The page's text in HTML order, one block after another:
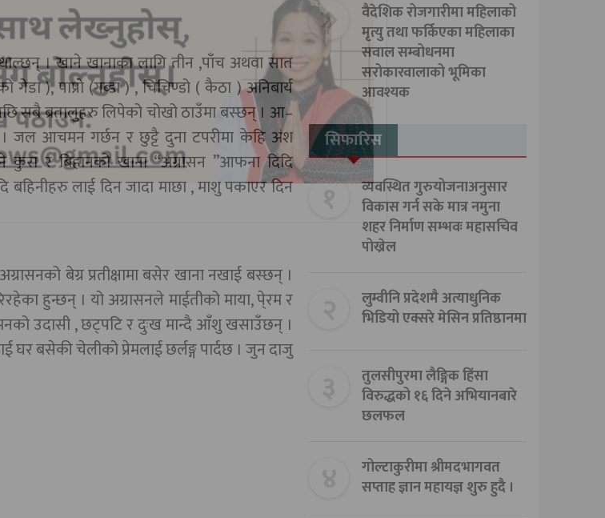
थाल्छन् । खाने खानाका लागि तीन ,पाँच अथवा सात
), पाप्रो (गब्डा ) , चिचिण्डो ( कैठा ) अनिबार्य
सबै ब्रतालुहरु लिपेको चोखो ठाउँमा बस्छन् । आ–
जल आचमन गर्छन र छुट्टै दुना टपरीमा केहि अंश
र बिहानको खाना “अग्रासन ”आफना दिदि
लाई दिन जादा माछा , माशु पकाएर दिन
बेग्र प्रतीक्षामा बसेर खाना नखाई बस्छन् ।
हुन्छन् । यो अग्रासनले माईतीको माया, पे्रम र
उदासी , छट्पटि र दुःख मान्दै आँशु खसाउँछन् ।
घर बसेकी चेलीको प्रेमलाई छर्लङ्ग पार्दछ । जुन दाजु
वैदेशिक रोजगारीमा महिलाको
मृत्यु तथा फर्किएका महिलाका
सवाल सम्बोधनमा
सरोकारवालाको भूमिका
आवश्यक
सिफारिस
१
व्यवस्थित गुरुयोजनाअनुसार
विकास गर्न सके मात्र नमुना
शहर निर्माण सम्भवः महासचिव
पोख्रेल
लुम्वीनि प्रदेशमै अत्याधुनिक
भिडियो एक्सरे मेसिन प्रतिष्ठानमा
तुलसीपुरमा लैङ्गिक हिंसा
विरुद्धको १६ दिने अभियानबारे
छलफल
गोल्टाकुरीमा श्रीमदभागवत
सप्ताह ज्ञान महायज्ञ शुरु हुदै ।